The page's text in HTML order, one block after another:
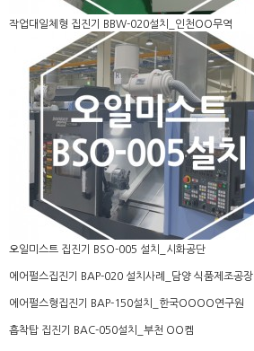
작업대일체형 집진기 BBW-020설치_인천OO무역
오일미스트 집진기 BSO-005 설치_시화공단
에어펄스집진기 BAP-020 설치사례_담양 식품제조공장
에어펄스형집진기 BAP-150설치_한국OOOO연구원
흡착탑 집진기 BAC-050설치_부천 OO켐